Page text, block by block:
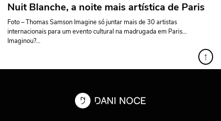
Nuit Blanche, a noite mais artística de Paris
Foto – Thomas Samson Imagine só juntar mais de 30 artistas
internacionais para um evento cultural na madrugada em Paris…
Imaginou?...
↑